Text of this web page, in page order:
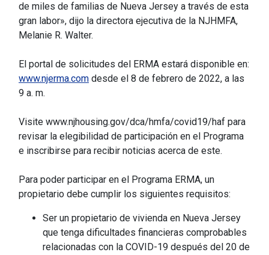
de miles de familias de Nueva Jersey a través de esta
gran labor», dijo la directora ejecutiva de la NJHMFA,
Melanie R. Walter.
El portal de solicitudes del ERMA estará disponible en:
www.njerma.com desde el 8 de febrero de 2022, a las
9 a. m.
Visite www.njhousing.gov/dca/hmfa/covid19/haf para
revisar la elegibilidad de participación en el Programa
e inscribirse para recibir noticias acerca de este.
Para poder participar en el Programa ERMA, un
propietario debe cumplir los siguientes requisitos:
Ser un propietario de vivienda en Nueva Jersey
que tenga dificultades financieras comprobables
relacionadas con la COVID-19 después del 20 de